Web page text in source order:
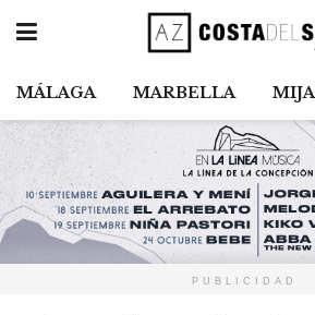
MÁLAGA MARBELLA
PUBLICIDAD